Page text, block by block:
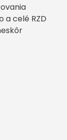
a celé RZD